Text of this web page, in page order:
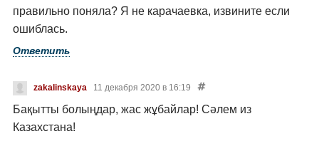
правильно поняла? Я не карачаевка, извините если
ошиблась.
Ответить
zakalinskaya 11 декабря 2020 в 16:19
Бақытты болыңдар, жас жұбайлар! Сәлем из
Казахстана!